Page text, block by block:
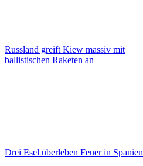
Russland greift Kiew massiv mit
ballistischen Raketen an
Drei Esel überleben Feuer in Spanien